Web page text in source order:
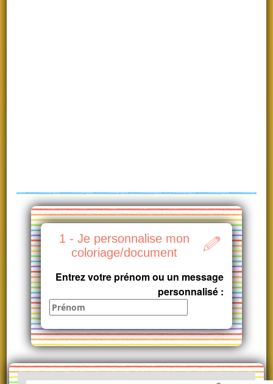
1 - Je personnalise mon
coloriage/document
Entrez votre prénom ou un message
personnalisé :